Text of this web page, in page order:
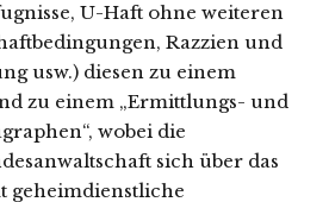
U-Haft ohne weiteren
Razzien und
usw.) diesen zu einem
zu einem „Ermittlungs- und
wobei die
sich über das
geheimdienstliche